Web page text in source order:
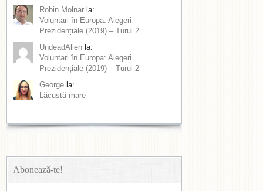
Robin Molnar la:
Voluntari în Europa: Alegeri
Prezidențiale (2019) – Turul 2
UndeadAlien la:
Voluntari în Europa: Alegeri
Prezidențiale (2019) – Turul 2
George la:
Lăcustă mare
Abonează-te!